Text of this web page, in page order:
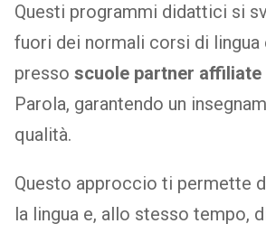
Questi programmi didattici si
fuori dei normali corsi di lingua
presso scuole partner affiliate
Parola, garantendo un
qualità.
Questo approccio ti permette
la lingua e, allo stesso tempo,